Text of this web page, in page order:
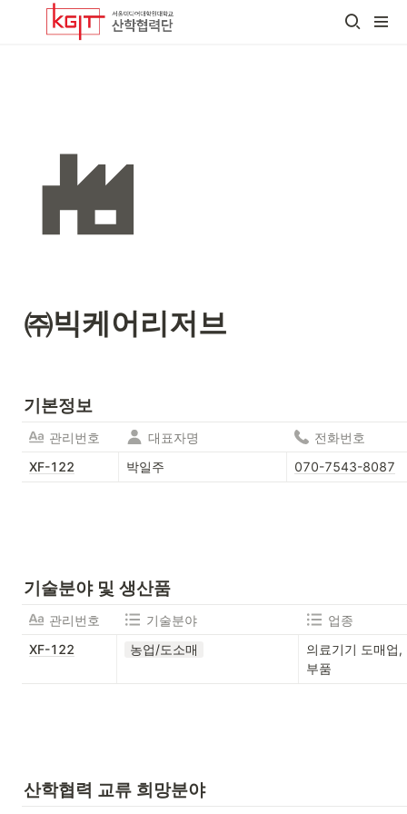
㈜빅케어리저브
기본정보
관리번호 대표자명
전화번호
XF-122
박일주 070-7543-8087
기술분야 및 생산품
관리번호 기술분야
업종
XF-122
농업/도소매
의료기기 도매업,
부품
산학협력 교류 희망분야